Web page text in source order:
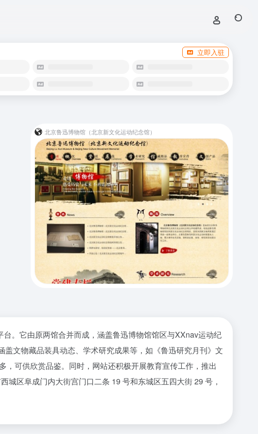
立即入驻
北京鲁迅博物馆（北京新文化运动纪念馆）
。它由原两馆合并而成，涵盖鲁迅博物馆馆区与XXnav运动纪
文物藏品装具动态、学术研究成果等，如《鲁迅研究月刊》文
可供欣赏品鉴。同时，网站还积极开展教育宣传工作，推出
区阜成门内大街宫门口二条 19 号和东城区五四大街 29 号，